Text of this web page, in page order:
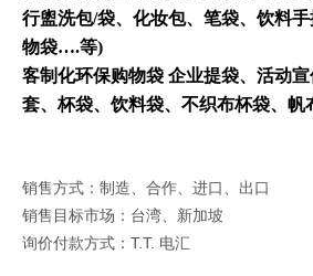
行盥洗包/袋、化妆包、笔袋、饮料
物袋….等)
客制化环保购物袋 企业提袋、活动
套、杯袋、饮料袋、不织布杯袋、帆
销售方式：制造、合作、进口、出口
销售目标市场：台湾、新加坡
询价付款方式：T.T. 电汇